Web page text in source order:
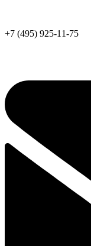
+7 (495) 925-11-75